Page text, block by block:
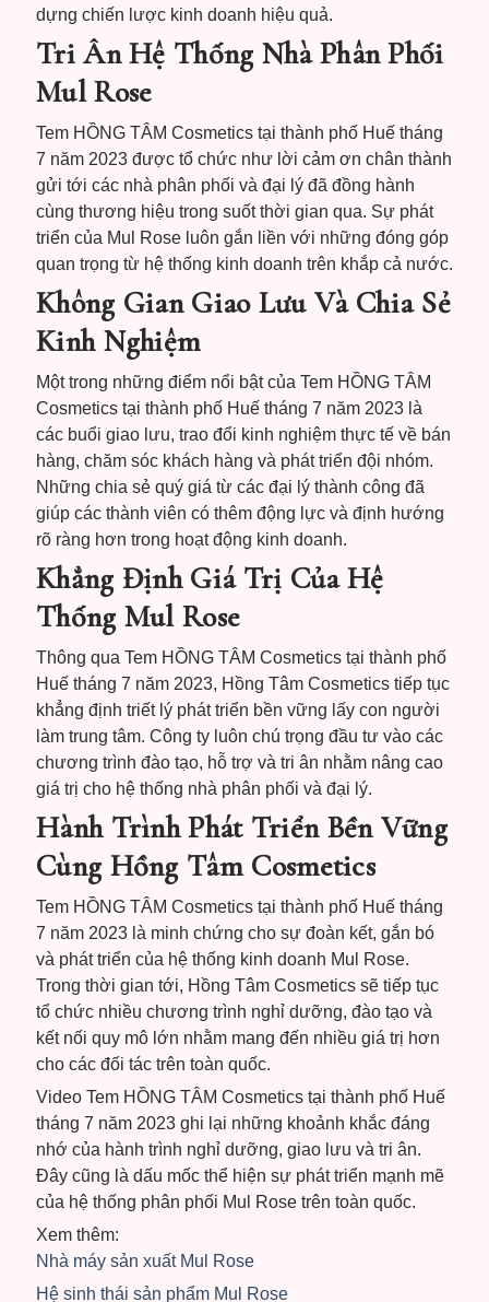
dựng chiến lược kinh doanh hiệu quả.
Tri Ân Hệ Thống Nhà Phân Phối
Mul Rose
Tem HỒNG TÂM Cosmetics tại thành phố Huế tháng
7 năm 2023 được tổ chức như lời cảm ơn chân thành
gửi tới các nhà phân phối và đại lý đã đồng hành
cùng thương hiệu trong suốt thời gian qua. Sự phát
triển của Mul Rose luôn gắn liền với những đóng góp
quan trọng từ hệ thống kinh doanh trên khắp cả nước.
Không Gian Giao Lưu Và Chia Sẻ
Kinh Nghiệm
Một trong những điểm nổi bật của Tem HỒNG TÂM
Cosmetics tại thành phố Huế tháng 7 năm 2023 là
các buổi giao lưu, trao đổi kinh nghiệm thực tế về bán
hàng, chăm sóc khách hàng và phát triển đội nhóm.
Những chia sẻ quý giá từ các đại lý thành công đã
giúp các thành viên có thêm động lực và định hướng
rõ ràng hơn trong hoạt động kinh doanh.
Khẳng Định Giá Trị Của Hệ
Thống Mul Rose
Thông qua Tem HỒNG TÂM Cosmetics tại thành phố
Huế tháng 7 năm 2023, Hồng Tâm Cosmetics tiếp tục
khẳng định triết lý phát triển bền vững lấy con người
làm trung tâm. Công ty luôn chú trọng đầu tư vào các
chương trình đào tạo, hỗ trợ và tri ân nhằm nâng cao
giá trị cho hệ thống nhà phân phối và đại lý.
Hành Trình Phát Triển Bền Vững
Cùng Hồng Tâm Cosmetics
Tem HỒNG TÂM Cosmetics tại thành phố Huế tháng
7 năm 2023 là minh chứng cho sự đoàn kết, gắn bó
và phát triển của hệ thống kinh doanh Mul Rose.
Trong thời gian tới, Hồng Tâm Cosmetics sẽ tiếp tục
tổ chức nhiều chương trình nghỉ dưỡng, đào tạo và
kết nối quy mô lớn nhằm mang đến nhiều giá trị hơn
cho các đối tác trên toàn quốc.
Video Tem HỒNG TÂM Cosmetics tại thành phố Huế
tháng 7 năm 2023 ghi lại những khoảnh khắc đáng
nhớ của hành trình nghỉ dưỡng, giao lưu và tri ân.
Đây cũng là dấu mốc thể hiện sự phát triển mạnh mẽ
của hệ thống phân phối Mul Rose trên toàn quốc.
Xem thêm:
Nhà máy sản xuất Mul Rose
Hệ sinh thái sản phẩm Mul Rose